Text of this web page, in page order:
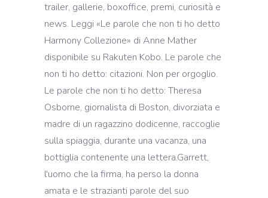
trailer, gallerie, boxoffice, premi, curiosità e
news. Leggi «Le parole che non ti ho detto
Harmony Collezione» di Anne Mather
disponibile su Rakuten Kobo. Le parole che
non ti ho detto: citazioni. Non per orgoglio.
Le parole che non ti ho detto: Theresa
Osborne, giornalista di Boston, divorziata e
madre di un ragazzino dodicenne, raccoglie
sulla spiaggia, durante una vacanza, una
bottiglia contenente una lettera.Garrett,
l'uomo che la firma, ha perso la donna
amata e le strazianti parole del suo